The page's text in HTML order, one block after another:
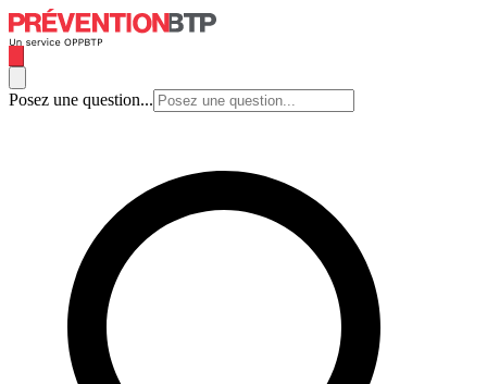
Posez une question...